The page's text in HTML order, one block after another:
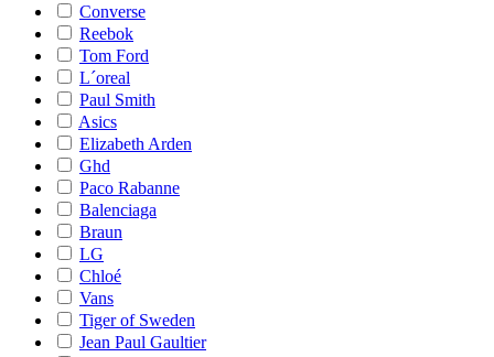
Converse
Reebok
Tom Ford
L´oreal
Paul Smith
Asics
Elizabeth Arden
Ghd
Paco Rabanne
Balenciaga
Braun
LG
Chloé
Vans
Tiger of Sweden
Jean Paul Gaultier